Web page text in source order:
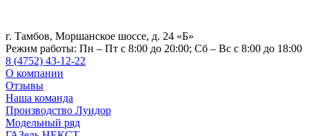
г. Тамбов, Моршанское шоссе, д. 24 «Б»
Режим работы: Пн – Пт с 8:00 до 20:00; Сб – Вс с 8:00 до 18:00
8 (4752) 43-12-22
О компании
Отзывы
Наша команда
Производство Луидор
Модельный ряд